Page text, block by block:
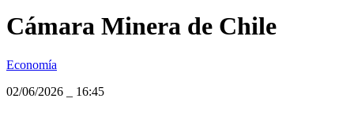
Cámara Minera de Chile
Economía
02/06/2026
16:45